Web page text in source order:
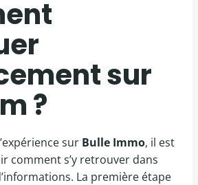
sur
?
sur Bulle Immo, il est
comment s’y retrouver dans
La première étape